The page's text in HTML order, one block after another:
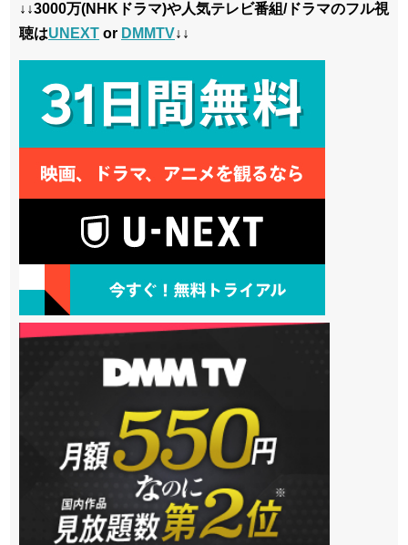
↓↓3000万(NHKドラマ)や人気テレビ番組/ドラマのフル視
聴はUNEXT or DMMTV↓↓